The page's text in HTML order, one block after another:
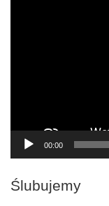
00:00
Ślubujemy